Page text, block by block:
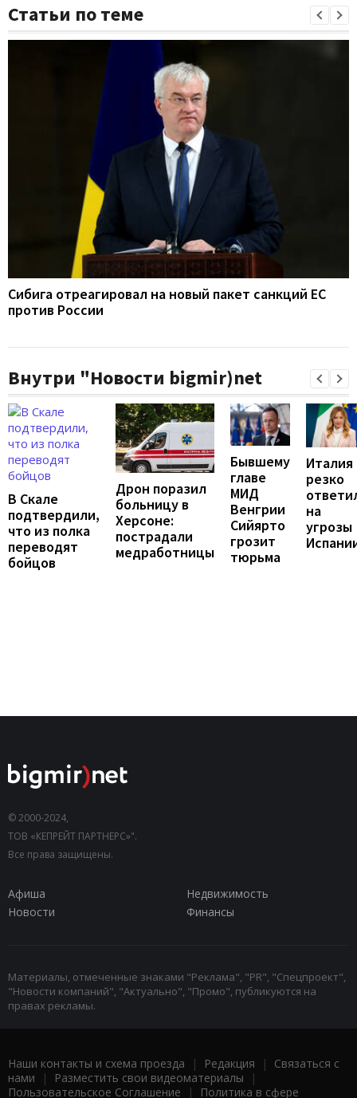
Статьи по теме
Сибига отреагировал на новый пакет санкций ЕС
против России
Внутри "Новости bigmir)net
В Скале
подтвердили,
что из полка
переводят
бойцов
Дрон поразил
больницу в
Херсоне:
пострадали
медработницы
Бывшему
главе
МИД
Венгрии
Сийярто
грозит
тюрьма
Италия
резко
на
угрозы
© 2000-2024,
ТОВ «КЕПРЕЙТ ПАРТНЕРС»".
Все права защищены.
Афиша
Недвижимость
Новости
Финансы
Материалы, отмеченные знаками "Реклама", "PR", "Спецпроект",
"Новости компаний", "Актуально", "Промо", публикуются на
правах рекламы.
Наши контакты и схема проезда | Редакция | Связаться с
нами | Разместить свои видеоматериалы |
Пользовательское Соглашение | Политика в сфере